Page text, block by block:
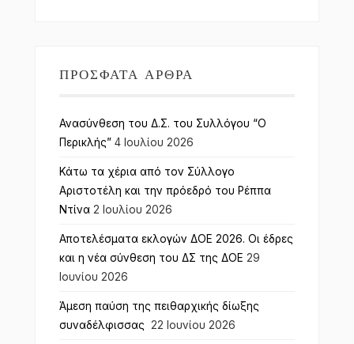
ΠΡΌΣΦΑΤΑ ΆΡΘΡΑ
Ανασύνθεση του Δ.Σ. του Συλλόγου “Ο
Περικλής” 4 Ιουλίου 2026
Κάτω τα χέρια από τον Σύλλογο
Αριστοτέλη και την πρόεδρό του Ρέππα
Ντίνα 2 Ιουλίου 2026
Αποτελέσματα εκλογών ΔΟΕ 2026. Οι έδρες
και η νέα σύνθεση του ΔΣ της ΔΟΕ 29
Ιουνίου 2026
Άμεση παύση της πειθαρχικής δίωξης
συναδέλφισσας
22 Ιουνίου 2026